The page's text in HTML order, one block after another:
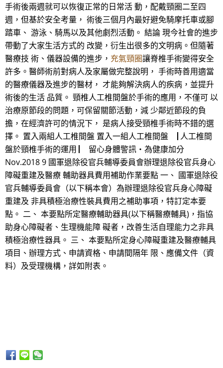
手術後兩週就可以恢復正常的日常活 動，配戴頸圈二至四
週，但基於安全考量， 術後三個月內最好避免騎摩托車或腳
踏車、 游泳、騎馬以及其他劇烈活動。 結論 現今社會的進步
帶動了大家生活方式的 改變，衍生出很多的文明病。但隨著
醫療技 術、儀器設備的進步， 充氣頸圈讓脊椎手術變得安全
許多。醫師術前對病人及家屬做完整說明， 手術時善用適當
的醫療儀器及進步的醫材， 才能夠解決病人的疾病，並提升
術後的生活 品質。 頸椎人工椎間盤於手術的應用，不僅可 以
治療原節段的問題，可保留關節活動，減 少鄰近節段的負
擔，在經濟許可的情況下， 是病人接受頸椎手術時不錯的選
擇。 置入兩組人工椎間盤 置入一組人工椎間盤 ▕ 人工椎間
盤於頸椎手術的運用 ▏ 留心身體警訊‧為健康加分
Nov.2018 9 國軍退除役官兵輔導委員會辦理退除役官兵身心
障礙重建及醫療 輔助器具費用補助作業要點 一、 國軍退除役
官兵輔導委員會（以下稱本會）為辦理退除役官兵身心障礙
重建及 非具積極治療性裝具費用之補助事項，特訂定本要
點。 二、 本要點所定醫療輔助器具(以下稱醫療輔具)，指協
助身心障礙者、生理機能障 礙者，改善生活自理能力之非具
積極治療性器具。 三、 本要點所定身心障礙重建及醫療輔具
項目、辦理方式、申請資格、申請間隔年 限、應備文件（資
料）及受理機構，詳如附表。